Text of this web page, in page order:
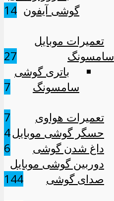
گوشی آیفون 14
تعمیرات موبایل
سامسونگ
27
باتری گوشی
سامسونگ
7
تعمیرات هواوی
7
حسگر گوشی موبایل4
داغ شدن گوشی
6
دوربین گوشی موبایل
14
صدای گوشی
4